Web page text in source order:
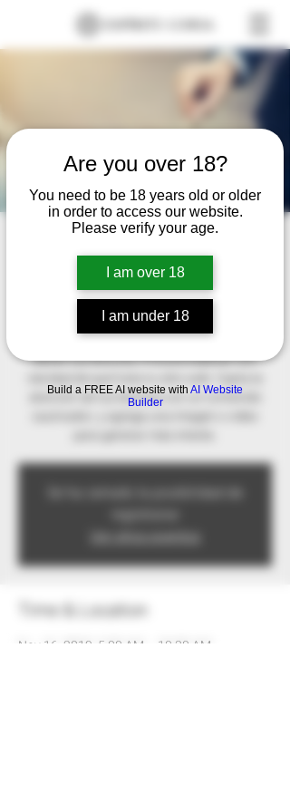
Are you over 18?
You need to be 18 years old or older
in order to access our website.
Please verify your age.
I am over 18
I am under 18
Build a FREE AI website with AI Website
Builder
Luis Silva
Sat, Nov 16
  |
Glorieta La Grama,
Villavicencio, Meta, Colombia
Este es el párrafo de tu sección de
Bienvenida. Este texto es el primero que
leerán tus lectores. Procura explicar con
atención de tus lectores con un contenido
Ver otros eventos
Time & Location
Nov 16, 2019, 5:00 AM – 10:30 AM